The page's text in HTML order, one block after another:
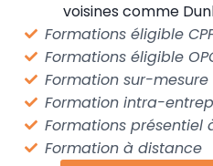
voisines comme
Formations éligible
Formations éligible
Formation sur-mesure
Formation intra-
Formations présentiel
Formation à distance